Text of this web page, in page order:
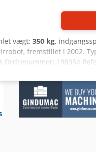
vægt: 350 kg,
fremstillet i 2002.
Ordrenummer: 198354
350 kg
som
os en besked eller